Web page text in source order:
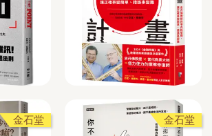
金石堂 金石堂